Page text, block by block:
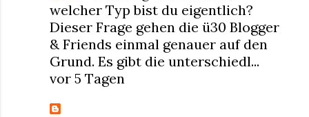
welcher Typ bist du eigentlich?
Dieser Frage gehen die ü30 Blogger
& Friends einmal genauer auf den
Grund. Es gibt die unterschiedl...
vor 5 Tagen